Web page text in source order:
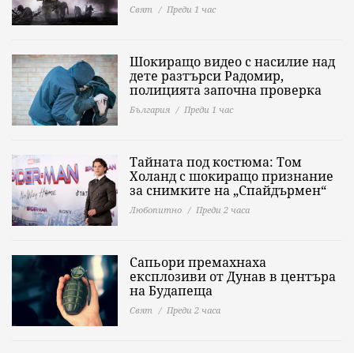
Свят Преди 1 час
Шокиращо видео с насилие над
дете разтърси Радомир,
полицията започна проверка
България Преди 1 час
Тайната под костюма: Том
Холанд с шокиращо признание
за снимките на „Спайдърмен“
Любопитно Преди 2 часа
Сапьори премахнаха
експлозиви от Дунав в центъра
на Будапеща
Свят Преди 2 часа